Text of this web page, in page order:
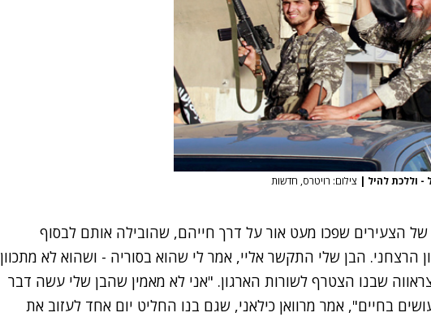
- וללכת להיל | צילום: רויטרס, חדשות
הצעירים שפכו מעט אור על דרך חייהם, שהובילה אותם לבסוף
הרצחני. הבן שלי התקשר אליי, אמר לי שהוא בסוריה - ושהוא לא מתכוון
שבנו הצטרף לשורות הארגון. "אני לא מאמין שהבן שלי עשה דבר
בחיים", אמר מרוואן כילאני, שגם בנו החליט יום אחד לעזוב את